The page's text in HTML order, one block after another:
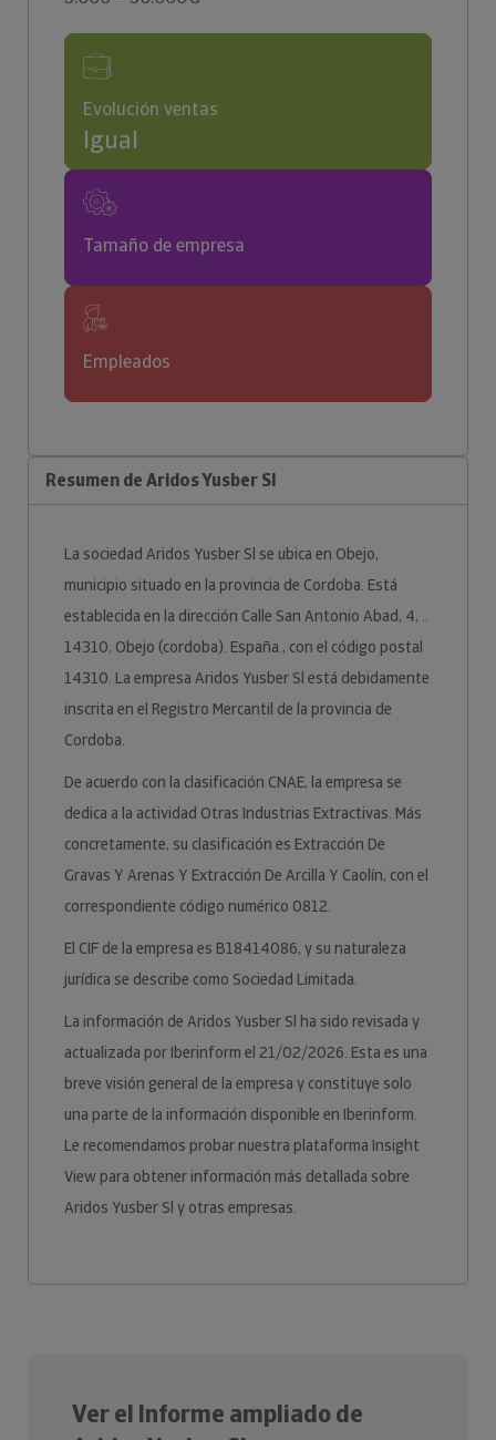
Evolución ventas
Igual
Tamaño de empresa
Empleados
Resumen de Aridos Yusber Sl
La sociedad Aridos Yusber Sl se ubica en Obejo,
municipio situado en la provincia de Cordoba. Está
establecida en la dirección Calle San Antonio Abad, 4, ..
14310, Obejo (cordoba). España., con el código postal
14310. La empresa Aridos Yusber Sl está debidamente
inscrita en el Registro Mercantil de la provincia de
Cordoba.
De acuerdo con la clasificación CNAE, la empresa se
dedica a la actividad Otras Industrias Extractivas. Más
concretamente, su clasificación es Extracción De
Gravas Y Arenas Y Extracción De Arcilla Y Caolín, con el
correspondiente código numérico 0812.
El CIF de la empresa es B18414086, y su naturaleza
jurídica se describe como Sociedad Limitada.
La información de Aridos Yusber Sl ha sido revisada y
actualizada por Iberinform el 21/02/2026. Esta es una
breve visión general de la empresa y constituye solo
una parte de la información disponible en Iberinform.
Le recomendamos probar nuestra plataforma Insight
View para obtener información más detallada sobre
Aridos Yusber Sl y otras empresas.
Ver el Informe ampliado de